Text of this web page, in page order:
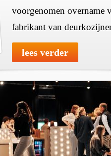
voorgenomen overname
fabrikant van
lees verder